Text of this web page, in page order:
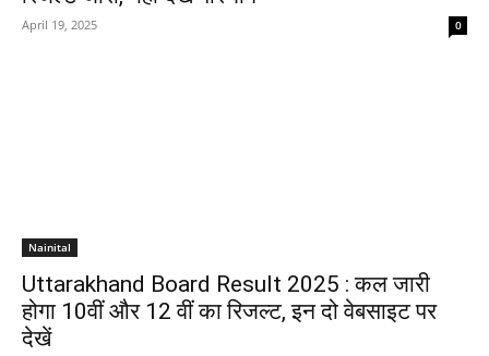
April 19, 2025 0
Nainital
Uttarakhand Board Result 2025 : कल जारी
होगा 10वीं और 12 वीं का रिजल्ट, इन दो वेबसाइट पर
देखें